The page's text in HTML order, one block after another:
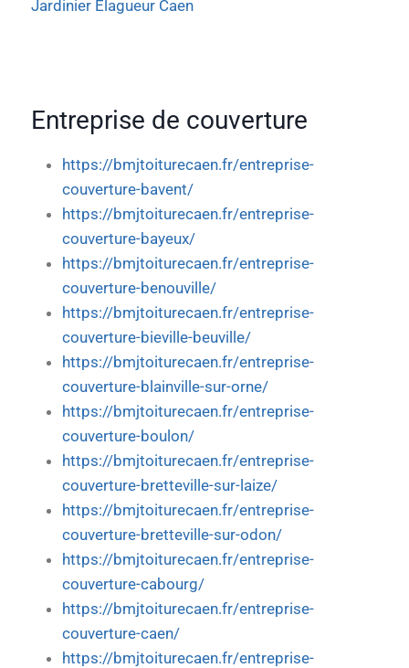
Jardinier Elagueur Caen
Entreprise de couverture
https://bmjtoiturecaen.fr/entreprise-
couverture-bavent/
https://bmjtoiturecaen.fr/entreprise-
couverture-bayeux/
https://bmjtoiturecaen.fr/entreprise-
couverture-benouville/
https://bmjtoiturecaen.fr/entreprise-
couverture-bieville-beuville/
https://bmjtoiturecaen.fr/entreprise-
couverture-blainville-sur-orne/
https://bmjtoiturecaen.fr/entreprise-
couverture-boulon/
https://bmjtoiturecaen.fr/entreprise-
couverture-bretteville-sur-laize/
https://bmjtoiturecaen.fr/entreprise-
couverture-bretteville-sur-odon/
https://bmjtoiturecaen.fr/entreprise-
couverture-cabourg/
https://bmjtoiturecaen.fr/entreprise-
couverture-caen/
https://bmjtoiturecaen.fr/entreprise-